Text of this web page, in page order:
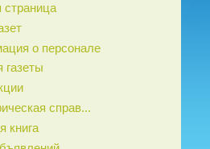
страница
о персонале
газеты
справ...
книга